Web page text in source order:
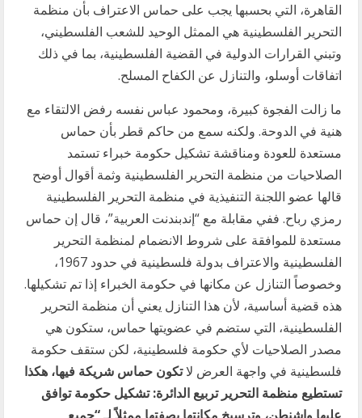
القاهرة، التي بحسبها يجب على حماس الاعتراف بأن منظمة
التحرير الفلسطينية هي الممثل الوحيد للشعب الفلسطيني،
وتبني القرارات الدولية في القضية الفلسطينية، بما في ذلك
اتفاقات أوسلو، والتنازل عن الكفاح المسلح.
ما زالت الفجوة كبيرة، ومحمود عباس نفسه رفض الالتقاء مع
هنية في الدوحة. ولكنه سمع من حاكم قطر بأن حماس
مستعدة للعودة ومناقشة تشكيل حكومة خبراء تستمد
الصلاحيات من منظمة التحرير الفلسطينية وثمة أقوال أوضح
قالها عضو اللجنة التنفيذية في منظمة التحرير الفلسطينية
رمزي رباح. ففي مقابلة مع “إندبندنت العربية”، قال إن حماس
مستعدة للموافقة على شروط الانضمام لمنظمة التحرير
الفلسطينية والاعتراف بدولة فلسطينية في حدود 1967،
وخصوصاً التنازل عن مكانها في حكومة الخبراء إذا تم تشكيلها.
هذه قضية أساسية، لأن هذا التنازل يعني أن منظمة التحرير
الفلسطينية، التي ستضم في عضويتها حماس، ستكون هي
مصدر الصلاحيات لأي حكومة فلسطينية، لكن ستقف حكومة
فلسطينية في واجهة العرض لاتكون حماس شريكة فيها، هكذا
تستطيع منظمة التحرير تربيع الدائرة: تشكيل حكومة توافق